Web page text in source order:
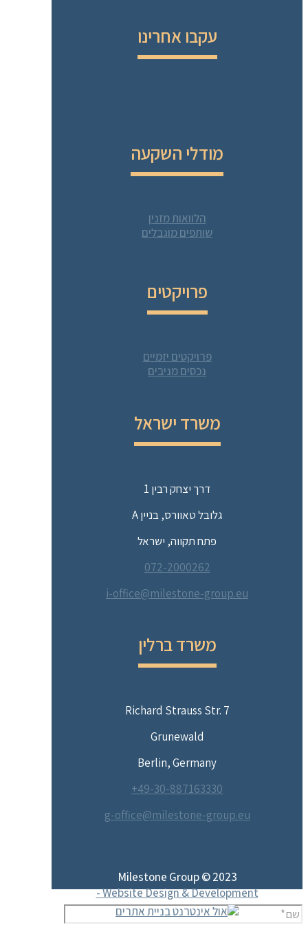
עקבו אחרינו
מודלי השקעה
הלוואות מזנין
שותפים מוגבלים
פרויקטים
פרויקטים יזמיים
נכסים מניבים
משרד ישראל
דרך יצחק רבין 1
גלובל טאוורס, בניין A
פתח תקווה, ישראל
072-2000262
i-office@milestone-group.eu
משרד ברלין
Richard Strauss Str. 7
Grunewald
Berlin, Germany
49-30-887163330+
g-office@milestone-group.eu
Milestone Group © 2023
Website Design & Development -